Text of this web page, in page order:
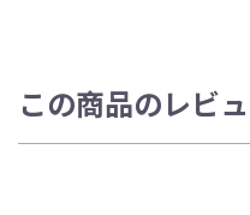
この商品のレビ